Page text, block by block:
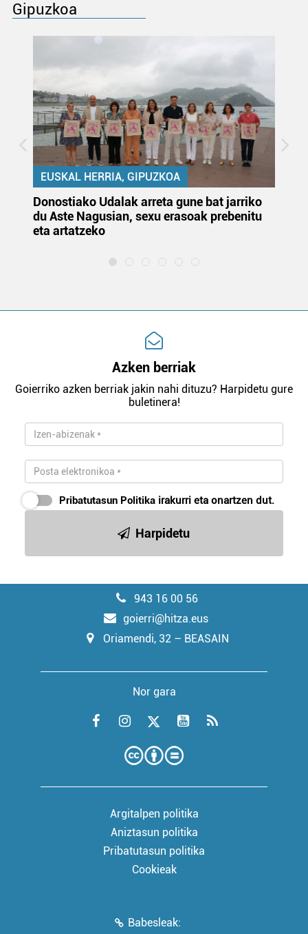
Gipuzkoa
EUSKAL HERRIA, GIPUZKOA
Donostiako Udalak arreta gune bat jarriko
du Aste Nagusian, sexu erasoak prebenitu
eta artatzeko
Azken berriak
Goierriko azken berriak jakin nahi dituzu? Harpidetu gure
buletinera!
Pribatutasun Politika irakurri eta onartzen dut.
Harpidetu
943 16 00 56
goierri@hitza.eus
Oriamendi, 32 – BEASAIN
Nor gara
Argitalpen politika
Aniztasun politika
Pribatutasun politika
Cookieak
Babesleak: